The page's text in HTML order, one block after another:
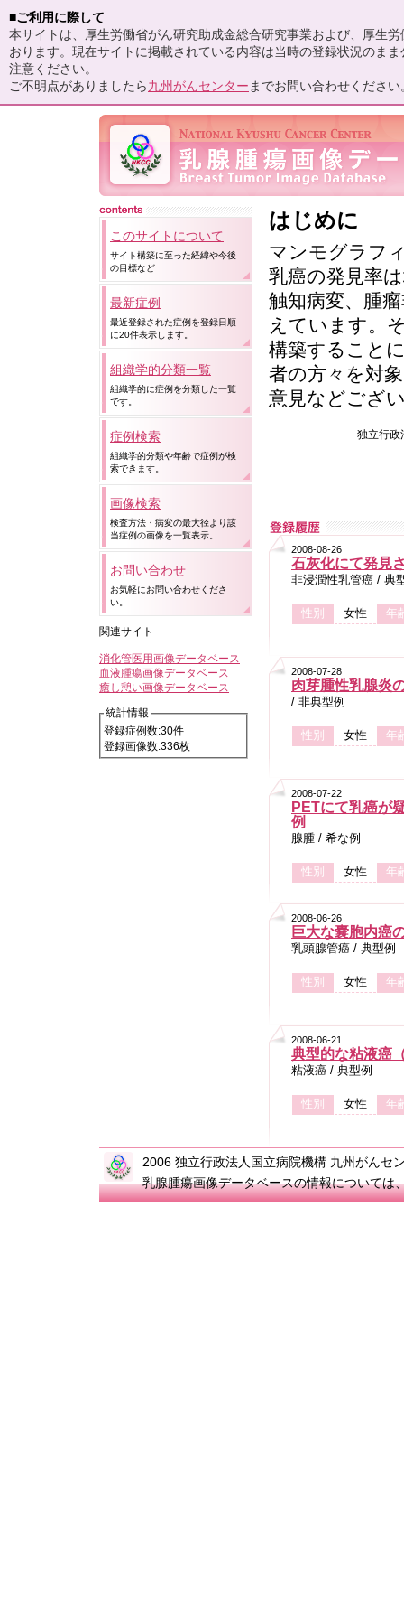
■ご利用に際して
本サイトは、厚生労働省がん研究助成金総合研究事業および、厚生
おります。現在サイトに掲載されている内容は当時の登録状況のま
注意ください。
ご不明点がありましたら 九州がんセンター までお問い合わせください
このサイトについて
サイト構築に至った経緯や今後
の目標など
最新症例
最近登録された症例を登録日順
に20件表示します。
組織学的分類一覧
組織学的に症例を分類した一覧
です。
症例検索
組織学的分類や年齢で症例が検
索できます。
画像検索
検査方法・病変の最大径より該
当症例の画像を一覧表示。
お問い合わせ
お気軽にお問い合わせくださ
い。
関連サイト
消化管医用画像データベース
血液腫瘍画像データベース
癒し憩い画像データベース
統計情報
登録症例数:30件
登録画像数:336枚
はじめに
マンモグラフ
乳癌の発見率
触知病変、腫
えています。
構築すること
者の方々を対
意見などござ
独立行政
2008-08-26
石灰化にて発見
非浸潤性乳管癌 / 典
性別 女性 年
2008-07-28
肉芽腫性乳腺炎
/ 非典型例
性別 女性 年
2008-07-22
PETにて乳癌が
例
腺腫 / 希な例
性別 女性 年
2008-06-26
巨大な嚢胞内癌
乳頭腺管癌 / 典型例
性別 女性 年
2008-06-21
典型的な粘液癌
粘液癌 / 典型例
性別 女性 年
2006 独立行政法人国立病院機構 九州がんセ
乳腺腫瘍画像データベースの情報については